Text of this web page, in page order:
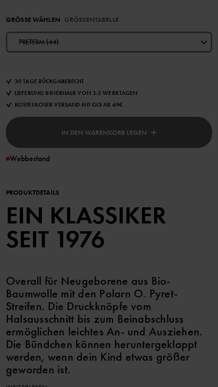
GRÖSSE WÄHLEN GRÖSSENTABELLE
PRETERM (44)
30 TAGE RÜCKGABERECHT
LIEFERUNG INNERHALB VON 3-5 WERKTAGEN
KOSTENLOSER VERSAND MIT GLS AB 69€
IN DEN WARENKORB LEGEN
Webbestand
PRODUKTDETAILS
EIN KLASSIKER
SEIT 1976
Overall für Neugeborene aus Bio-
Baumwolle mit den Polarn O. Pyret-
Streifen. Die Druckknöpfe vom
Halsausschnitt bis zum Beinabschluss
ermöglichen leichtes An- und Ausziehen.
Die Bündchen können heruntergeklappt
werden, wenn dein Kind etwas größer
geworden ist.